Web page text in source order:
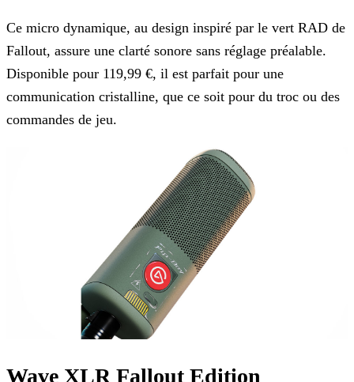
Ce micro dynamique, au design inspiré par le vert RAD de
Fallout, assure une clarté sonore sans réglage préalable.
Disponible pour 119,99 €, il est parfait pour une
communication cristalline, que ce soit pour du troc ou des
commandes de jeu.
Wave XLR Fallout Edition